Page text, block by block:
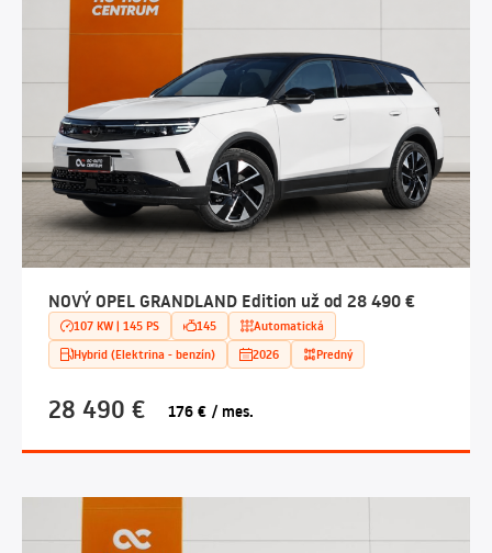
NOVÝ OPEL GRANDLAND Edition už od 28 490 €
107 KW | 145 PS 145
Automatická
Hybrid (Elektrina - benzín)
2026 Predný
28 490 € 176 € / mes.